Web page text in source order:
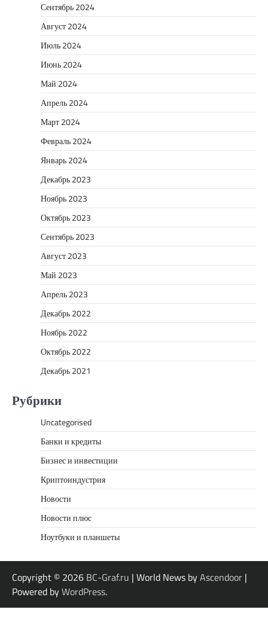
Сентябрь 2024
Август 2024
Июль 2024
Июнь 2024
Май 2024
Апрель 2024
Март 2024
Февраль 2024
Январь 2024
Декабрь 2023
Ноябрь 2023
Октябрь 2023
Сентябрь 2023
Август 2023
Май 2023
Апрель 2023
Декабрь 2022
Ноябрь 2022
Октябрь 2022
Декабрь 2021
Рубрики
Uncategorised
Банки и кредиты
Бизнес и инвестиции
Криптоиндустрия
Новости
Новости плюс
Ноутбуки и планшеты
Copyright © 2026 BC-Graf.ru | World News byAscendoor |
Powered byWordPress.